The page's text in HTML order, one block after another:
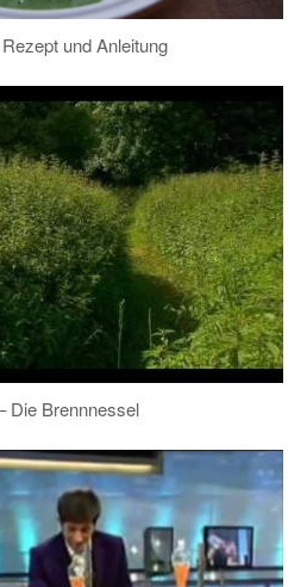
und Anleitung
Die Brennnessel